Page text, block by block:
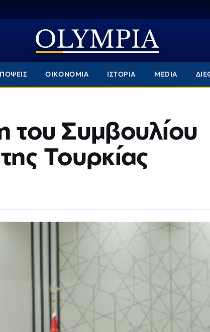
ΟΙΚΟΝΟΜΙΑ ΙΣΤΟΡΙΑ MEDIA
του Συμβουλίου
Τουρκίας